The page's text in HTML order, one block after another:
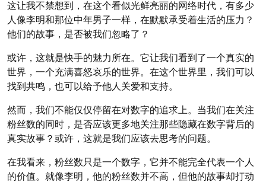
这让我不禁想到，在这个看似光鲜亮丽的网络时代，有多少
人像李明和那位中年男子一样，在默默承受着生活的压力？
他们的故事，是否被我们忽略了？
或许，这就是快手的魅力所在。它让我们看到了一个真实的
世界，一个充满喜怒哀乐的世界。在这个世界里，我们可以
找到共鸣，也可以给予他人关爱和支持。
然而，我们不能仅仅停留在对数字的追求上。当我们在关注
粉丝数的同时，是否应该更多地关注那些隐藏在数字背后的
真实故事？或许，这就是我们应该去思考的问题。
在我看来，粉丝数只是一个数字，它并不能完全代表一个人
的价值。就像李明，他的粉丝数并不高，但他的故事却打动